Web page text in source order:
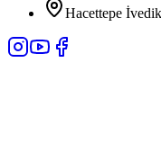
Hacettepe